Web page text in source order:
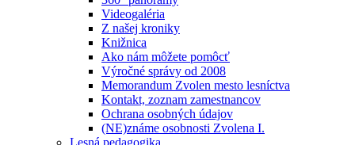
Videogaléria
Z našej kroniky
Knižnica
Ako nám môžete pomôcť
Výročné správy od 2008
Memorandum Zvolen mesto lesníctva
Kontakt, zoznam zamestnancov
Ochrana osobných údajov
(NE)známe osobnosti Zvolena I.
Lesná pedagogika